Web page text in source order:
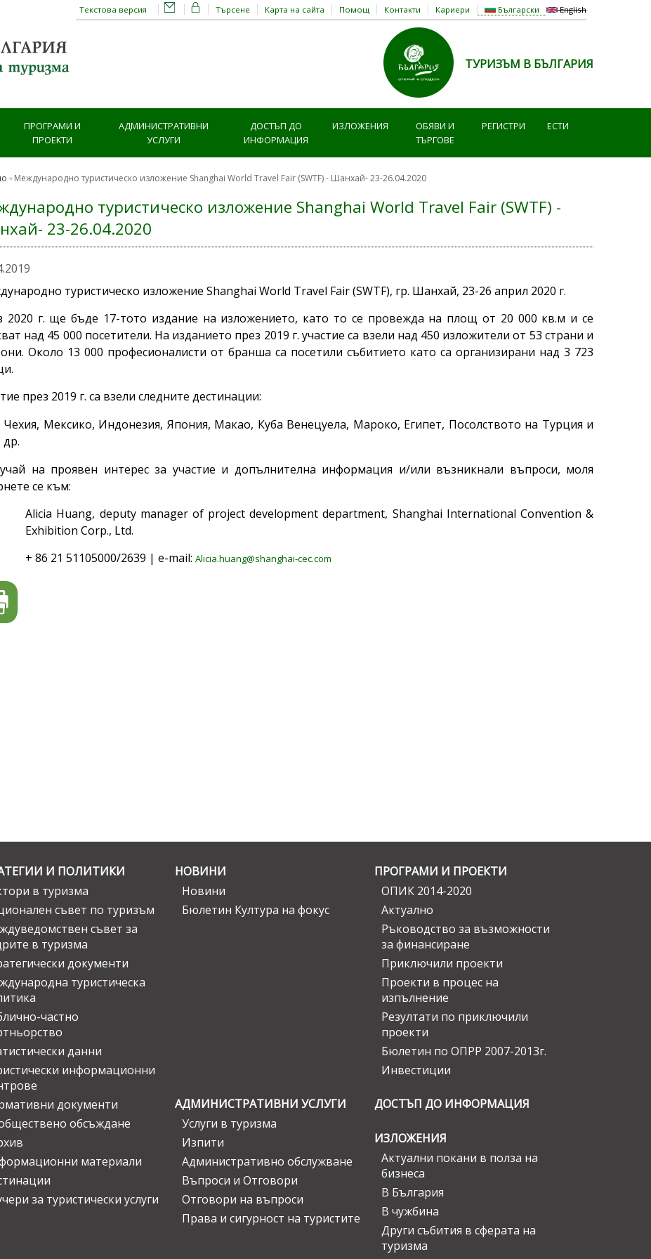
Български English
Търсене Карта на сайта Помощ Контакти Кариери
Текстова версия
ТУРИЗЪМ В БЪЛГАРИЯ
ПРОГРАМИ И
ПРОЕКТИ
АДМИНИСТРАТИВНИ
УСЛУГИ
ДОСТЪП ДО
ИНФОРМАЦИЯ
ИЗЛОЖЕНИЯ
ОБЯВИ И
ТЪРГОВЕ
РЕГИСТРИ ЕСТИ
Международно туристическо изложение Shanghai World Travel Fair (SWTF) - Шанхай- 23-26.04.2020
туристическо изложение Shanghai World Travel Fair (SWTF) -
23-26.04.2020
туристическо изложение Shanghai World Travel Fair (SWTF), гр. Шанхай, 23-26 април 2020 г.
2020 г. ще бъде 17-тото издание на изложението, като то се провежда на площ от 20 000 кв.м и се
над 45 000 посетители. На изданието през 2019 г. участие са взели над 450 изложители от 53 страни и
Около 13 000 професионалисти от бранша са посетили събитието като са организирани над 3 723
през 2019 г. са взели следните дестинации:
Чехия, Мексико, Индонезия, Япония, Макао, Куба Венецуела, Мароко, Египет, Посолството на Турция и
др.
на проявен интерес за участие и допълнителна информация и/или възникнали въпроси, моля
се към:
Alicia Huang, deputy manager of project development department, Shanghai International Convention &
Exhibition Corp., Ltd.
+ 86 21 51105000/2639 | e-mail:Alicia.huang@shanghai-cec.com
И ПОЛИТИКИ
в туризма
съвет по туризъм
съвет за
в туризма
документи
туристическа
частно
данни
информационни
документи
обсъждане
материали
за туристически услуги
НОВИНИ
Новини
Бюлетин Култура на фокус
ПРОГРАМИ И ПРОЕКТИ
ОПИК 2014-2020
Актуално
Ръководство за възможности
за финансиране
Приключили проекти
Проекти в процес на
изпълнение
Резултати по приключили
проекти
Бюлетин по ОПРР 2007-2013г.
Инвестиции
АДМИНИСТРАТИВНИ УСЛУГИ
Услуги в туризма
Изпити
Административно обслужване
Въпроси и Отговори
Отговори на въпроси
Права и сигурност на туристите
ДОСТЪП ДО ИНФОРМАЦИЯ
ИЗЛОЖЕНИЯ
Актуални покани в полза на
бизнеса
В България
В чужбина
Други събития в сферата на
туризма